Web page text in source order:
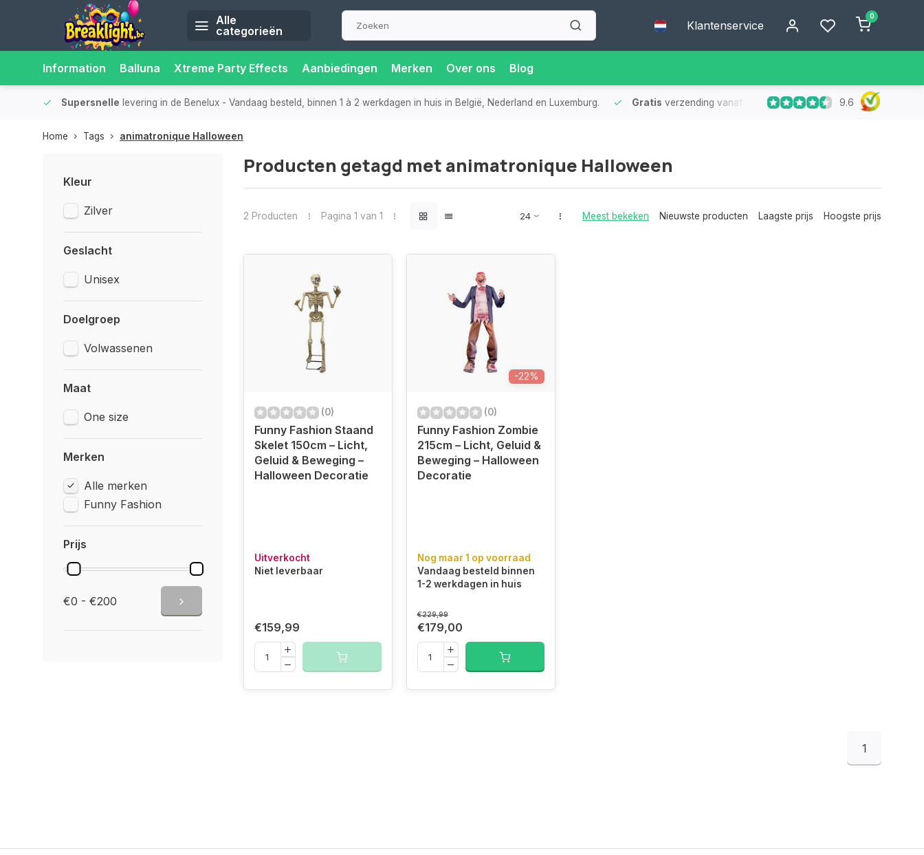
Alle
categorieën
Klantenservice
0
Information Balluna Xtreme Party Effects Aanbiedingen Merken Over ons Blog
Supersnelle levering in de Benelux - Vandaag besteld, binnen 1 à 2 werkdagen in huis in België, Nederland en Luxemburg. Gratis verzending vanaf €75 - Geen verzendkosten bij
9.6
Home Tags animatronique Halloween
Kleur
Zilver
Geslacht
Unisex
Doelgroep
Volwassenen
Maat
One size
Merken
Alle merken
Funny Fashion
Prijs
€0 - €200
Producten getagd met animatronique Halloween
2 Producten Pagina 1 van 1 Meest bekeken Nieuwste producten Laagste prijs Hoogste prijs
(0)
Funny Fashion Staand
Skelet 150cm – Licht,
Geluid & Beweging –
Halloween Decoratie
Uitverkocht
Niet leverbaar
€159,99
-22%
(0)
Funny Fashion Zombie
215cm – Licht, Geluid &
Beweging – Halloween
Decoratie
Nog maar 1 op voorraad
Vandaag besteld binnen
1-2 werkdagen in huis
€229,99
€179,00
1